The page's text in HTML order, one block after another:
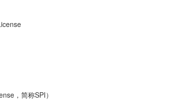
，简称SPI）